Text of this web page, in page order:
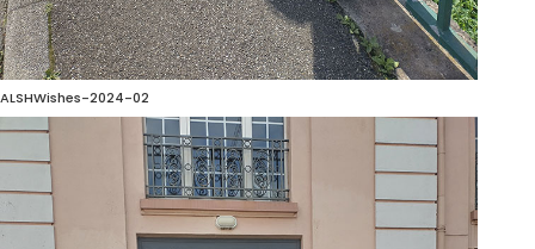
ALSHWishes-2024-02